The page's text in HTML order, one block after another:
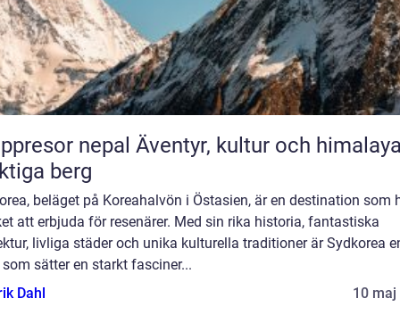
nepal Äventyr, kultur och himalayas
berg
beläget på Koreahalvön i Östasien, är en destination som
att erbjuda för resenärer. Med sin rika historia, fantastiska
livliga städer och unika kulturella traditioner är Sydkorea
sätter en starkt fasciner...
Dahl
10 maj